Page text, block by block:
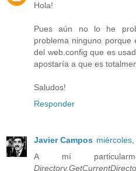
Hola!
Pues aún no lo he
problema ninguno porque
del web.config que es
apostaría a que es
Saludos!
Responder
Javier Campos
A mí